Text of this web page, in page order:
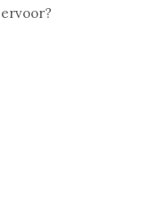
ervoor?